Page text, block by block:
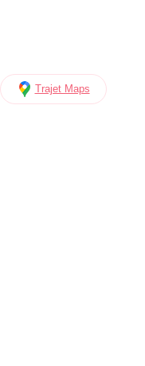
Trajet Maps